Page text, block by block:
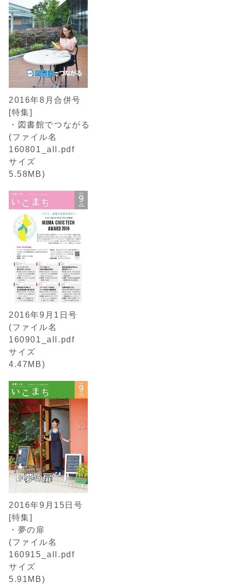
2016年8月合併号
[特集]
・図書館でつながる
(ファイル名
160801_all.pdf
サイズ
5.58MB)
2016年9月1日号
(ファイル名
160901_all.pdf
サイズ
4.47MB)
2016年9月15日号
[特集]
・夢の扉
(ファイル名
160915_all.pdf
サイズ
5.91MB)